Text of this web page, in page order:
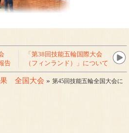
告
「第38回技能五輪国際大会
（フィンランド）」について
果 全国大会 »第45回技能五輪全国大会に